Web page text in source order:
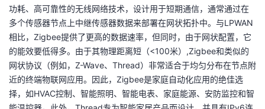
功耗、高可靠性的无线网络技术，设计用于短期通信，通常通过在
多个传感器节点上中继传感器数据来部署在网状拓扑中。与LPWAN
相比，Zigbee提供了更高的数据速率，但同时，由于网状配置，它
的能效要低得多。由于其物理距离短（<100米）,Zigbee和类似的
网状协议（例如，Z-Wave、Thread）非常适合于均匀分布在节点附
近的终端物联网应用。因此，Zigbee是家庭自动化应用的绝佳选
择，如HVAC控制、智能照明、智能电表、家庭能源、安防监控和智